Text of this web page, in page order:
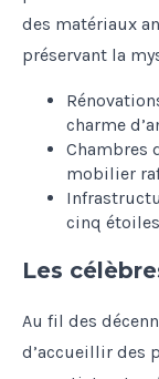
des matériaux
préservant la
charme
Chambres
mobilier
cinq
Les
Au fil des
d’accueillir des